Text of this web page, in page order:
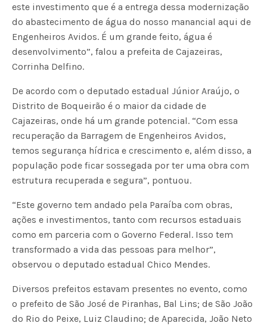
este investimento que é a entrega dessa modernização
do abastecimento de água do nosso manancial aqui de
Engenheiros Avidos. É um grande feito, água é
desenvolvimento”, falou a prefeita de Cajazeiras,
Corrinha Delfino.
De acordo com o deputado estadual Júnior Araújo, o
Distrito de Boqueirão é o maior da cidade de
Cajazeiras, onde há um grande potencial. “Com essa
recuperação da Barragem de Engenheiros Avidos,
temos segurança hídrica e crescimento e, além disso, a
população pode ficar sossegada por ter uma obra com
estrutura recuperada e segura”, pontuou.
“Este governo tem andado pela Paraíba com obras,
ações e investimentos, tanto com recursos estaduais
como em parceria com o Governo Federal. Isso tem
transformado a vida das pessoas para melhor”,
observou o deputado estadual Chico Mendes.
Diversos prefeitos estavam presentes no evento, como
o prefeito de São José de Piranhas, Bal Lins; de São João
do Rio do Peixe, Luiz Claudino; de Aparecida, João Neto